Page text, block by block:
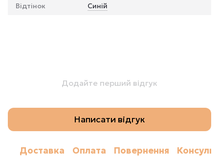
Відтінок Синій
Додайте перший відгук
Написати відгук
Доставка Оплата Повернення